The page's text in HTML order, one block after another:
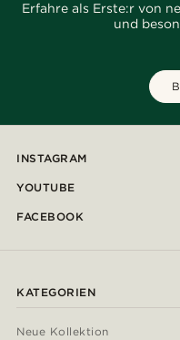
Erfahre als Erste:r von
und
INSTAGRAM
YOUTUBE
FACEBOOK
KATEGORIEN
Neue Kollektion